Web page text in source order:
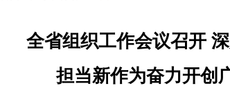
全省组织工作会议召开
担当新作为奋力开创